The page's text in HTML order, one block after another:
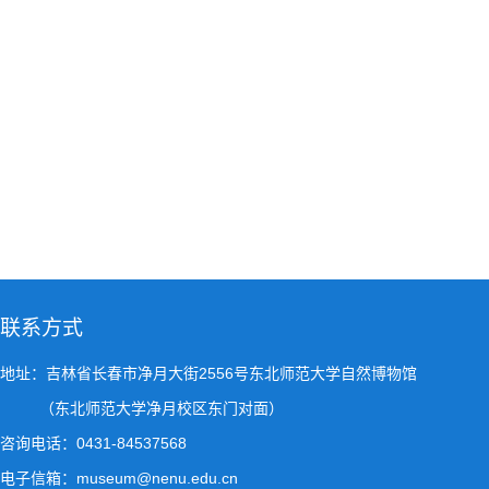
联系方式
地址：吉林省长春市净月大街2556号东北师范大学自然博物馆
（东北师范大学净月校区东门对面）
咨询电话：0431-84537568
电子信箱：museum@nenu.edu.cn